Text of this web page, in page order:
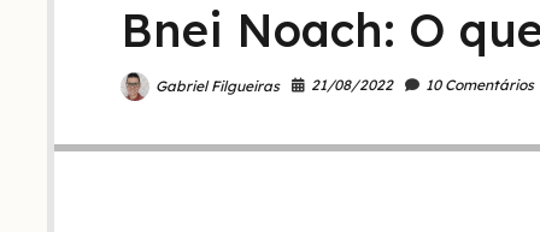
Bnei Noach: O
Gabriel Filgueiras 21/08/2022 10 Comentários